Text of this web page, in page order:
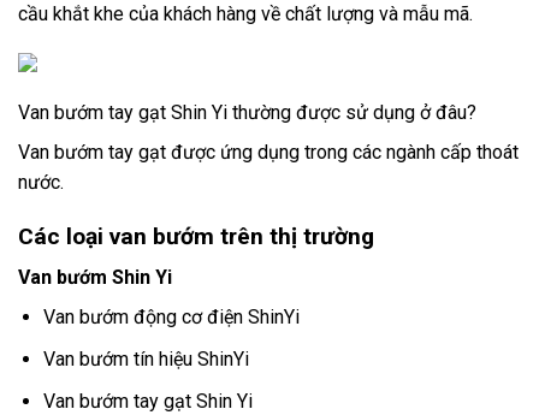
cầu khắt khe của khách hàng về chất lượng và mẫu mã.
Van bướm tay gạt Shin Yi thường được sử dụng ở đâu?
Van bướm tay gạt được ứng dụng trong các ngành cấp thoát
nước.
Các loại van bướm trên thị trường
Van bướm Shin Yi
Van bướm động cơ điện ShinYi
Van bướm tín hiệu ShinYi
Van bướm tay gạt Shin Yi